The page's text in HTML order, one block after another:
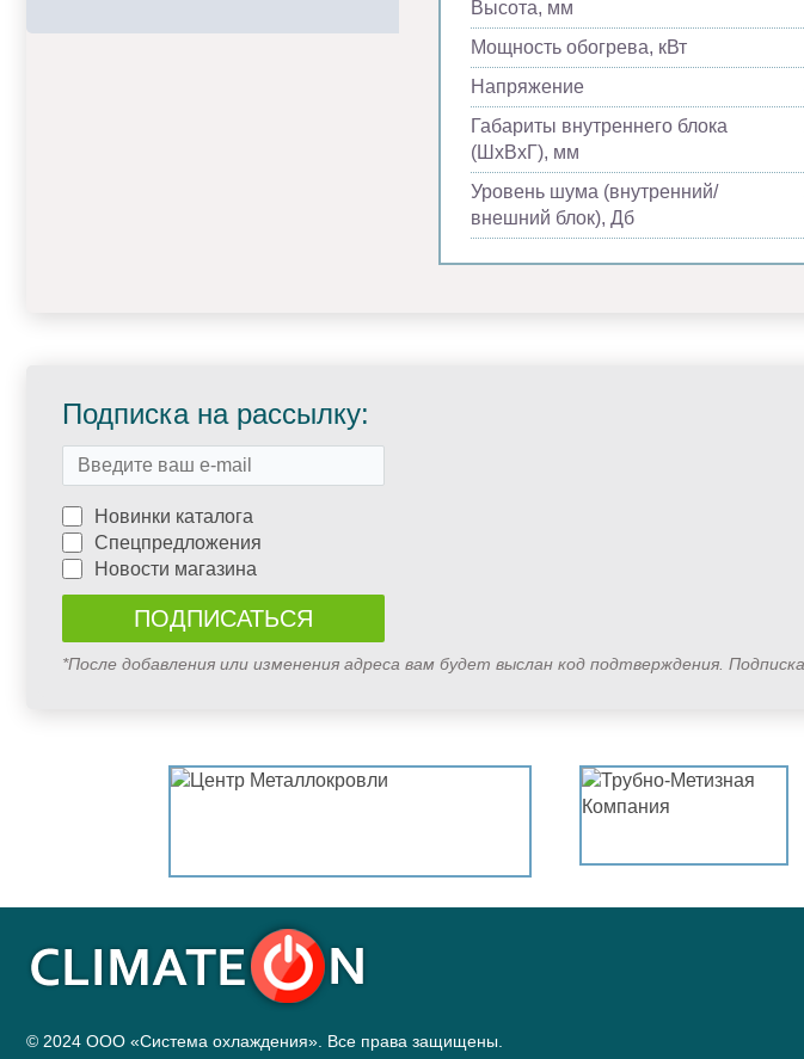
Высота, мм
Мощность обогрева, кВт
Напряжение
Габариты внутреннего блока
(ШхВхГ), мм
Уровень шума (внутренний/
внешний блок), Дб
Подписка на рассылку:
Новинки каталога
Спецпредложения
Новости магазина
*После добавления или изменения адреса вам будет выслан код подтверждения.
© 2024 ООО «Система охлаждения». Все права защищены.